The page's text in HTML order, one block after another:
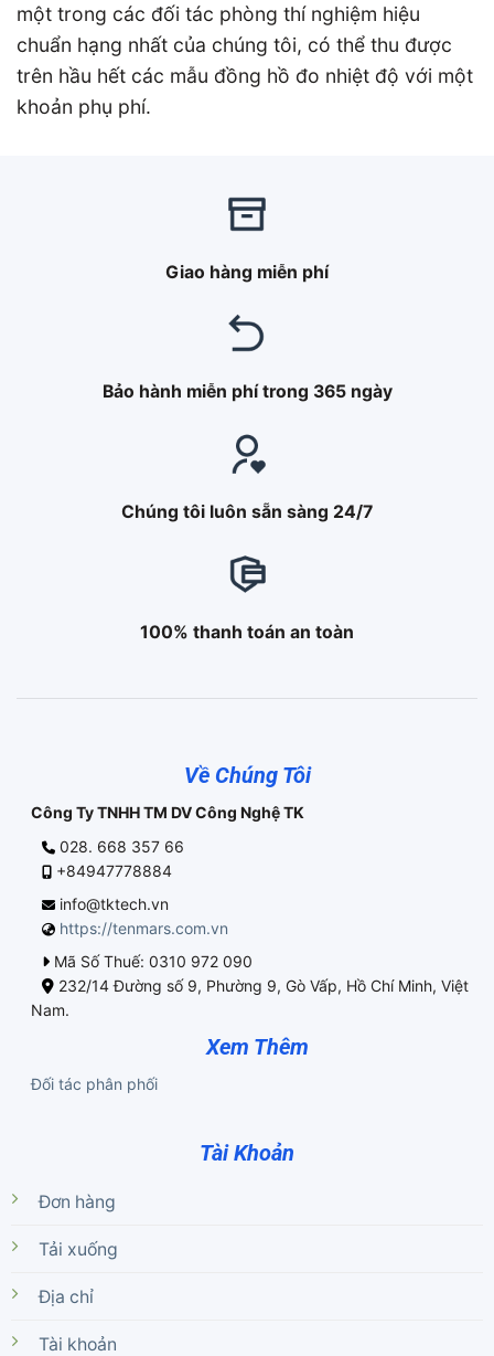
một trong các đối tác phòng thí nghiệm hiệu
chuẩn hạng nhất của chúng tôi, có thể thu được
trên hầu hết các mẫu đồng hồ đo nhiệt độ với một
khoản phụ phí.
Giao hàng miễn phí
Bảo hành miễn phí trong 365 ngày
Chúng tôi luôn sẵn sàng 24/7
100% thanh toán an toàn
Về Chúng Tôi
Công Ty TNHH TM DV Công Nghệ TK
028. 668 357 66
+84947778884
info@tktech.vn
https://tenmars.com.vn
Mã Số Thuế: 0310 972 090
232/14 Đường số 9, Phường 9, Gò Vấp, Hồ Chí Minh, Việt
Nam.
Xem Thêm
Đối tác phân phối
Tài Khoản
Đơn hàng
Tải xuống
Địa chỉ
Tài khoản